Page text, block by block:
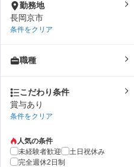
勤務地
長岡京市
条件をクリア
職種
こだわり条件
賞与あり
条件をクリア
人気の条件
未経験者歓迎
土日祝休み
完全週休2日制